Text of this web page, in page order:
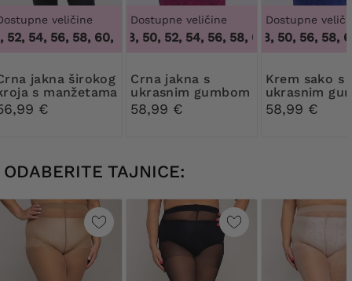
veličine
54, 56, 58, 60, 62 48, 50, 52, 54, 56, 58, 60, 62
s manžetama
€
Dostupne veličine
46, 48, 50, 52, 54, 56, 58, 60, 62, 64,46,
Crna jakna s
ukrasnim gumbom
58,99 €
Dostupne
46, 48, 50, 56, 58,
Krem sako s
ukrasnim
58,99 €
ODABERITE TAJNICE: